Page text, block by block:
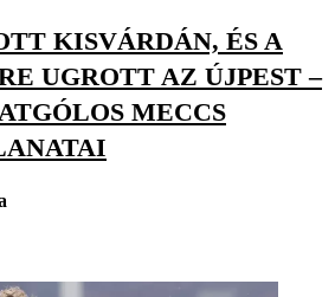
KISVÁRDÁN, ÉS A
UGROTT AZ ÚJPEST –
MECCS